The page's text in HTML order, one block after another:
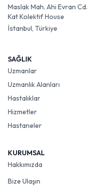
Maslak Mah. Ahi Evran
Kat Kolektif House
İstanbul, Türkiye
SAĞLIK
Uzmanlar
Uzmanlık Alanları
Hastalıklar
Hizmetler
Hastaneler
KURUMSAL
Hakkımızda
Bize Ulaşın